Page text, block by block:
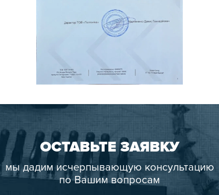
ОСТАВЬТЕ ЗАЯВКУ
мы дадим исчерпывающую консультацию
по Вашим вопросам